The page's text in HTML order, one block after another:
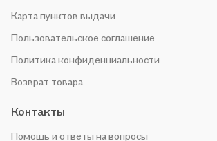
Карта пунктов выдачи
Пользовательское соглашение
Политика конфиденциальности
Возврат товара
Контакты
Помощь и ответы на вопросы